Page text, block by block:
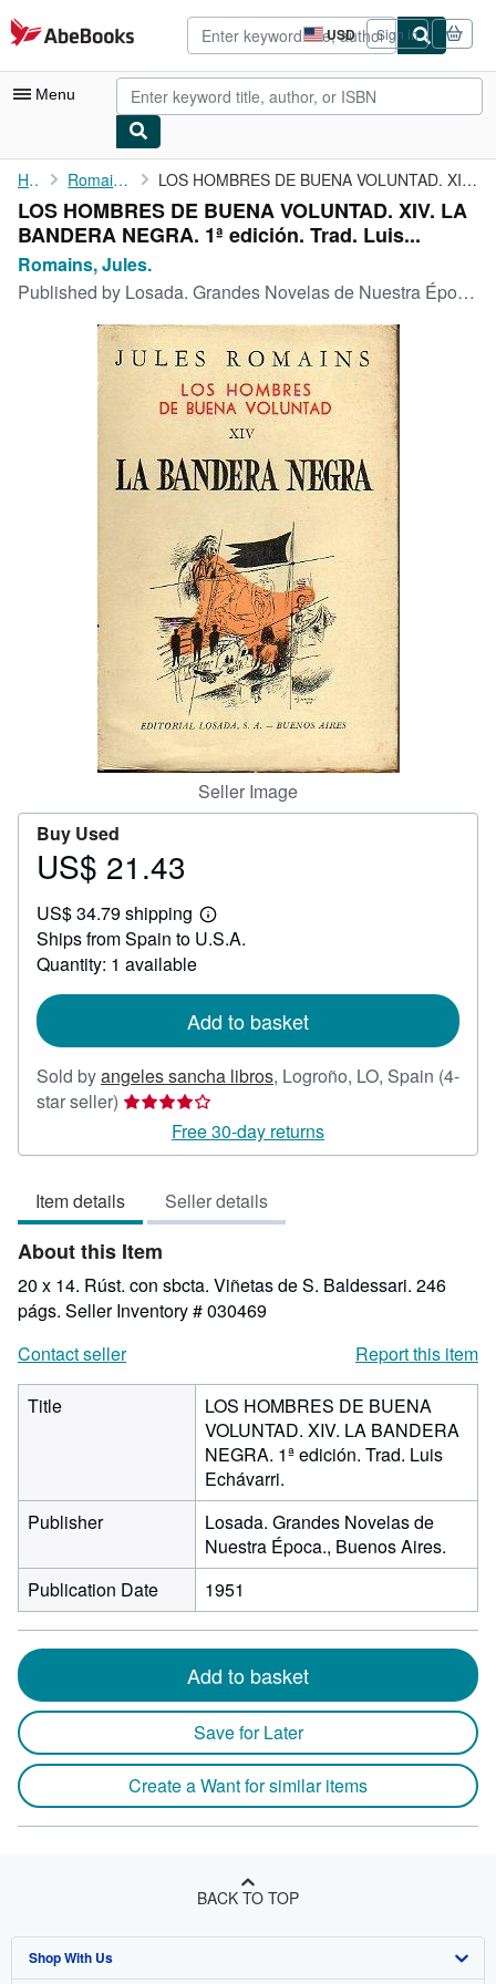
Skip to main content
AbeBooks.com USD
Site
shopping
preferences
Sign in
Menu
My Account
My Purchases
Advanced Search
Browse Collections
Rare Books
Art & Collectibles
CLOSE
Home Romains, Jules. LOS HOMBRES DE BUENA VOLUNTAD. XIV. LA BANDERA NEGRA. 1ª edición...
LOS HOMBRES DE BUENA VOLUNTAD. XIV. LA
BANDERA NEGRA. 1ª edición. Trad. Luis...
Romains, Jules.
Published by Losada. Grandes Novelas de Nuestra Época., Buenos Aires., 1951
Seller Image
Buy Used
Price
21.43
US$ 21.43
US$ 34.79 shipping
Learn
more
Ships from Spain to U.S.A.
Quantity: 1 available
Add to basket
Sold byangeles sancha libros, Logroño, LO, Spain (4-
star seller) Seller
4
of
5
stars
Free 30-day returns
Item details Seller details
About this Item
20 x 14. Rúst. con sbcta. Viñetas de S. Baldessari. 246
págs. Seller Inventory # 030469
Contact seller
Report this item
Title
LOS HOMBRES DE BUENA
VOLUNTAD. XIV. LA BANDERA
NEGRA. 1ª edición. Trad. Luis
Echávarri.
Publisher
Losada. Grandes Novelas de
Nuestra Época., Buenos Aires.
Publication Date
1951
Add to basket
Save for Later
Create a Want for similar items
BACK TO TOP
Shop With Us